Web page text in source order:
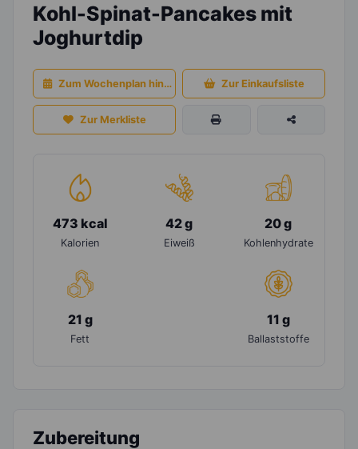
Kohl-Spinat-Pancakes mit
Joghurtdip
Zum Wochenplan hinzufügen Zur Einkaufsliste
Zur Merkliste
473 kcal
Kalorien
42 g
Eiweiß
20 g
Kohlenhydrate
21 g
Fett
11 g
Ballaststoffe
Zubereitung